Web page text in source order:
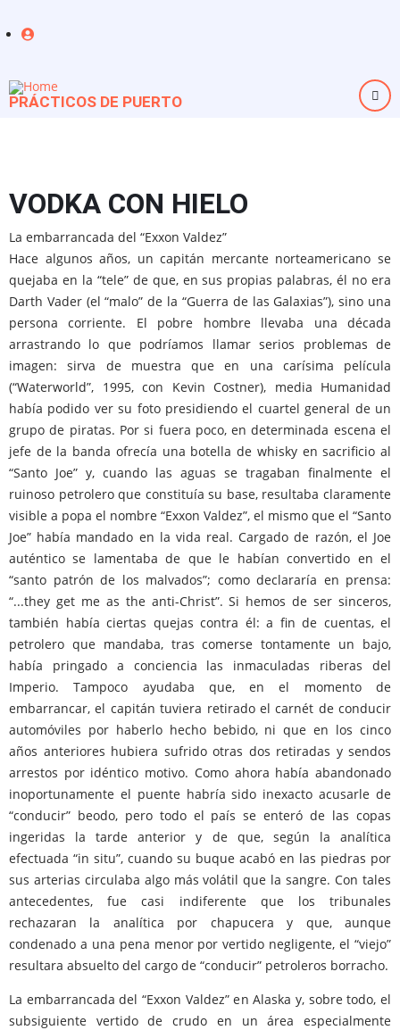
User login anonimo
PRÁCTICOS DE PUERTO
VODKA CON HIELO
La embarrancada del “Exxon Valdez”
Hace algunos años, un capitán mercante norteamericano se
quejaba en la “tele” de que, en sus propias palabras, él no era
Darth Vader (el “malo” de la “Guerra de las Galaxias”), sino una
persona corriente. El pobre hombre llevaba una década
arrastrando lo que podríamos llamar serios problemas de
imagen: sirva de muestra que en una carísima película
(“Waterworld”, 1995, con Kevin Costner), media Humanidad
había podido ver su foto presidiendo el cuartel general de un
grupo de piratas. Por si fuera poco, en determinada escena el
jefe de la banda ofrecía una botella de whisky en sacrificio al
“Santo Joe” y, cuando las aguas se tragaban finalmente el
ruinoso petrolero que constituía su base, resultaba claramente
visible a popa el nombre “Exxon Valdez”, el mismo que el “Santo
Joe” había mandado en la vida real. Cargado de razón, el Joe
auténtico se lamentaba de que le habían convertido en el
“santo patrón de los malvados”; como declararía en prensa:
“...they get me as the anti-Christ”. Si hemos de ser sinceros,
también había ciertas quejas contra él: a fin de cuentas, el
petrolero que mandaba, tras comerse tontamente un bajo,
había pringado a conciencia las inmaculadas riberas del
Imperio. Tampoco ayudaba que, en el momento de
embarrancar, el capitán tuviera retirado el carnét de conducir
automóviles por haberlo hecho bebido, ni que en los cinco
años anteriores hubiera sufrido otras dos retiradas y sendos
arrestos por idéntico motivo. Como ahora había abandonado
inoportunamente el puente habría sido inexacto acusarle de
“conducir” beodo, pero todo el país se enteró de las copas
ingeridas la tarde anterior y de que, según la analítica
efectuada “in situ”, cuando su buque acabó en las piedras por
sus arterias circulaba algo más volátil que la sangre. Con tales
antecedentes, fue casi indiferente que los tribunales
rechazaran la analítica por chapucera y que, aunque
condenado a una pena menor por vertido negligente, el “viejo”
resultara absuelto del cargo de “conducir” petroleros borracho.
La embarrancada del “Exxon Valdez” en Alaska y, sobre todo, el
subsiguiente vertido de crudo en un área especialmente